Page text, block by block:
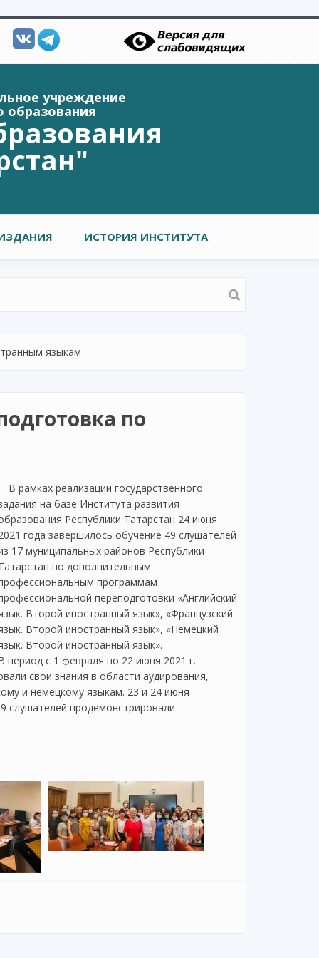
учреждение
образования
ИСТОРИЯ ИНСТИТУТА
языкам
по
В рамках реализации государственного
на базе Института развития
Республики Татарстан 24 июня
года завершилось обучение 49 слушателей
17 муниципальных районов Республики
по дополнительным
программам
переподготовки «Английский
Второй иностранный язык», «Французский
Второй иностранный язык», «Немецкий
Второй иностранный язык».
период с 1 февраля по 22 июня 2021 г.
свои знания в области аудирования,
и немецкому языкам. 23 и 24 июня
слушателей продемонстрировали